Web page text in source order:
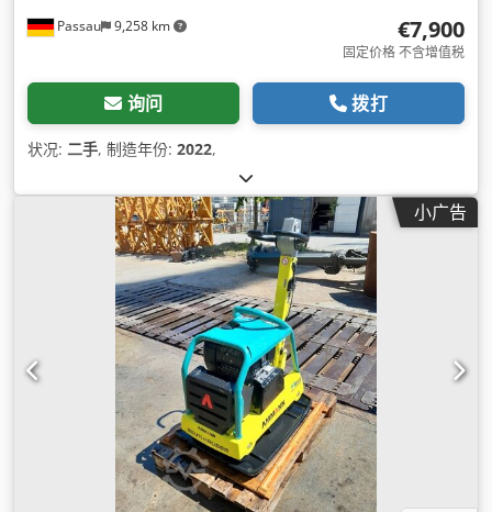
Passau 9,258 km €7,900
固定价格 不含增值税
询问 拨打
状况: 二手, 制造年份: 2022,
小广告